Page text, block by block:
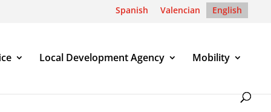
Spanish Valencian English
Local Development Agency Mobility